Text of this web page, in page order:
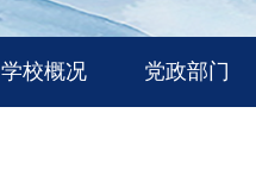
学校概况 党政部门